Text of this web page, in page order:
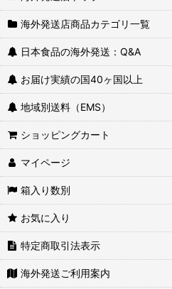
海外発送店商品カテゴリ一覧
日本食品の海外発送：Q&A
お届け実績の国40ヶ国以上
地域別送料（EMS）
ショッピングカート
マイページ
箱入り数別
お気に入り
特定商取引法表示
海外発送ご利用案内